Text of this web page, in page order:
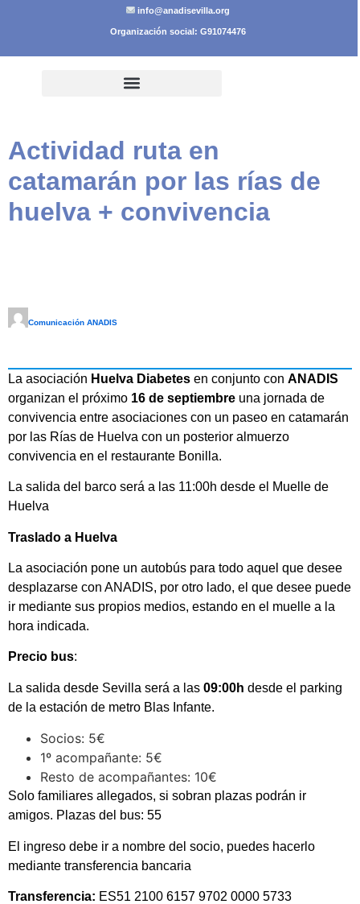
info@anadisevilla.org
Organización social: G91074476
Actividad ruta en
catamarán por las rías de
huelva + convivencia
Comunicación ANADIS
La asociación Huelva Diabetes en conjunto con ANADIS
organizan el próximo 16 de septiembre una jornada de
convivencia entre asociaciones con un paseo en catamarán
por las Rías de Huelva con un posterior almuerzo
convivencia en el restaurante Bonilla.
La salida del barco será a las 11:00h desde el Muelle de
Huelva
Traslado a Huelva
La asociación pone un autobús para todo aquel que desee
desplazarse con ANADIS, por otro lado, el que desee puede
ir mediante sus propios medios, estando en el muelle a la
hora indicada.
Precio bus:
La salida desde Sevilla será a las 09:00h desde el parking
de la estación de metro Blas Infante.
Socios: 5€
1º acompañante: 5€
Resto de acompañantes: 10€
Solo familiares allegados, si sobran plazas podrán ir
amigos. Plazas del bus: 55
El ingreso debe ir a nombre del socio, puedes hacerlo
mediante transferencia bancaria
Transferencia: ES51 2100 6157 9702 0000 5733